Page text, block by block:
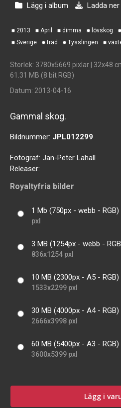
Lägg i album Ladda
2013 April dimma lövskog
Sverige
träd Tysslingen
Storlek: 3780x5669 pixlar | 32x48
61.31 MB (8 bit RGB)
Datum: 2013-04-16
Gammal skog.
Bildnummer: JPL012299
Fotograf: Jan-Peter Lahall
Releaser:
Royaltyfria bilder
1 Mb (750px - webb - RGB)
pxl
3 MB (1254px - webb -
836x1254 pxl
10 MB (2300px - A5 - RGB)
1533x2299 pxl
30 MB (4000px - A4 - RGB)
2666x3998 pxl
60 MB (5400px - A3 - RGB)
3600x5399 pxl
Lägg i